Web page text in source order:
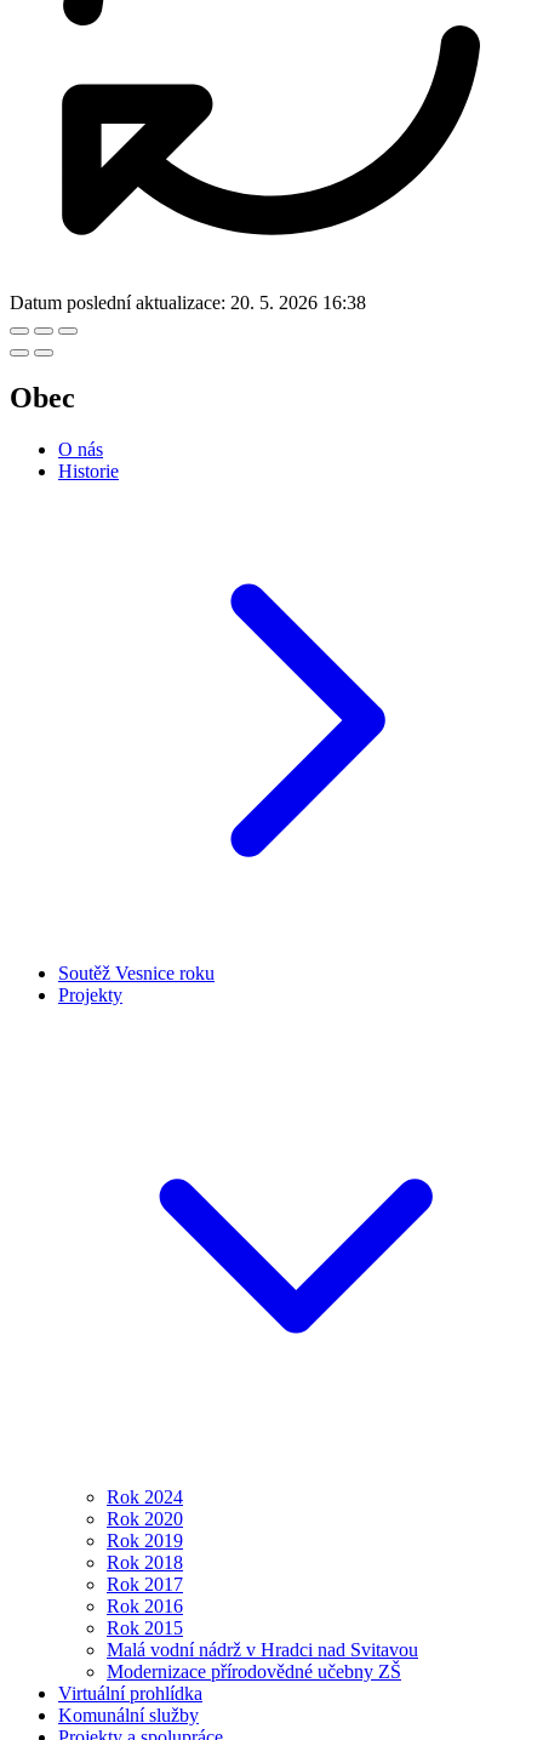
Datum poslední aktualizace: 20. 5. 2026 16:38
Obec
O nás
Historie
Soutěž Vesnice roku
Projekty
Rok 2024
Rok 2020
Rok 2019
Rok 2018
Rok 2017
Rok 2016
Rok 2015
Malá vodní nádrž v Hradci nad Svitavou
Modernizace přírodovědné učebny ZŠ
Virtuální prohlídka
Komunální služby